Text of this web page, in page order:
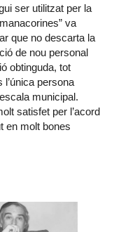
ser utilitzat per la
va
que no descarta la
de nou personal
obtinguda, tot
l’única persona
municipal.
satisfet per l’acord
en molt bones